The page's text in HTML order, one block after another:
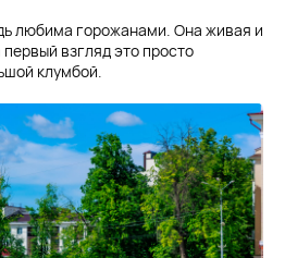
любима горожанами. Она живая и
взгляд это просто
клумбой.